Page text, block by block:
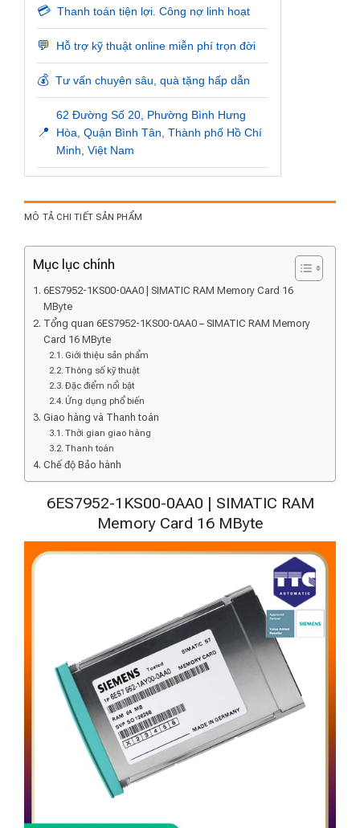
💳 Thanh toán tiện lợi. Công nợ linh hoạt
💬 Hỗ trợ kỹ thuật online miễn phí trọn đời
💰 Tư vấn chuyên sâu, quà tặng hấp dẫn
📍
62 Đường Số 20, Phường Bình Hưng
Hòa, Quận Bình Tân, Thành phố Hồ Chí
Minh, Việt Nam
MÔ TẢ CHI TIẾT SẢN PHẨM
Mục lục chính
6ES7952-1KS00-0AA0 | SIMATIC RAM Memory Card 16
MByte
Tổng quan 6ES7952-1KS00-0AA0 – SIMATIC RAM Memory
Card 16 MByte
Giới thiệu sản phẩm
Thông số kỹ thuật
Đặc điểm nổi bật
Ứng dụng phổ biến
Giao hàng và Thanh toán
Thời gian giao hàng
Thanh toán
Chế độ Bảo hành
6ES7952-1KS00-0AA0 | SIMATIC RAM
Memory Card 16 MByte